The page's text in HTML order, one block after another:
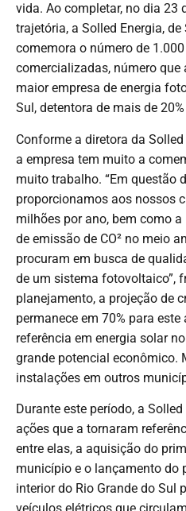
vida. Ao completar, no dia 23
trajetória, a Solled Energia,
comemora o número de
comercializadas, número que
maior empresa de energia
Sul, detentora de mais de
Conforme a diretora da
a empresa tem muito a
muito trabalho. “Em questão
proporcionamos aos nossos
milhões por ano, bem como
de emissão de CO² no meio
procuram em busca de
de um sistema fotovoltaico”,
planejamento, a projeção de
permanece em 70% para
referência em energia solar
grande potencial econômico.
instalações em outros
Durante este período, a
ações que a tornaram
entre elas, a aquisição do
município e o lançamento do
interior do Rio Grande do Sul